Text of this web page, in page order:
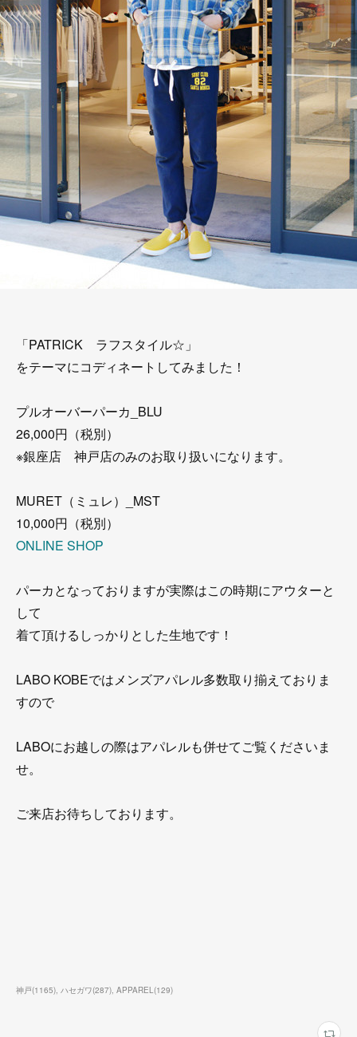
「PATRICK ラフスタイル☆」
をテーマにコディネートしてみました！
プルオーバーパーカ_BLU
26,000円（税別）
※銀座店 神戸店のみのお取り扱いになります。
MURET（ミュレ）_MST
10,000円（税別）
ONLINE SHOP
パーカとなっておりますが実際はこの時期にアウターと
して
着て頂けるしっかりとした生地です！
LABO KOBEではメンズアパレル多数取り揃えておりま
すので
LABOにお越しの際はアパレルも併せてご覧くださいま
せ。
ご来店お待ちしております。
神戸(1165) ハセガワ(287) APPAREL(129)